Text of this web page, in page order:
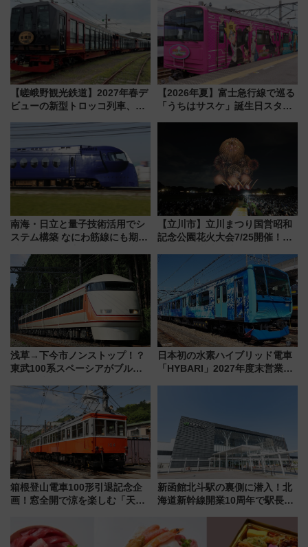
【嵯峨野観光鉄道】2027年春デ
ビューの新型トロッコ列車、い
は2026年で引退
【2026年夏】富士急行線で巡る
「うちはサスケ」誕生日スタン
南海・日立と量子技術活用でシ
ステム構築 なにわ筋線にも期待
【立川市】立川まつり国営昭和
記念公園花火大会7/25開催！
混雑に要注意、その理由は
浅草→下今市ノンストップ！？
東武100系スペーシアがブルー
ー当時の停車駅」を再現 運転
時刻や特急券の買い方を紹介
日本初の水素ハイブリッド電車
「HYBARI」2027年度末営業運
箱根登山電車100形引退記念企
画！窓全開で涼を楽しむ「天然
発売
新函館北斗駅の裏側に潜入！北
海道新幹線開業10周年で駅長
ト 参加方法や体験内容を紹介